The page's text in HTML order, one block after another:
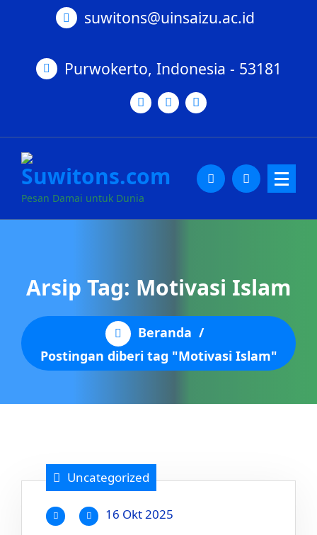
suwitons@uinsaizu.ac.id
Purwokerto, Indonesia - 53181
Pesan Damai untuk Dunia
Arsip Tag: Motivasi Islam
Beranda /
Postingan diberi tag "Motivasi Islam"
Uncategorized
16 Okt 2025